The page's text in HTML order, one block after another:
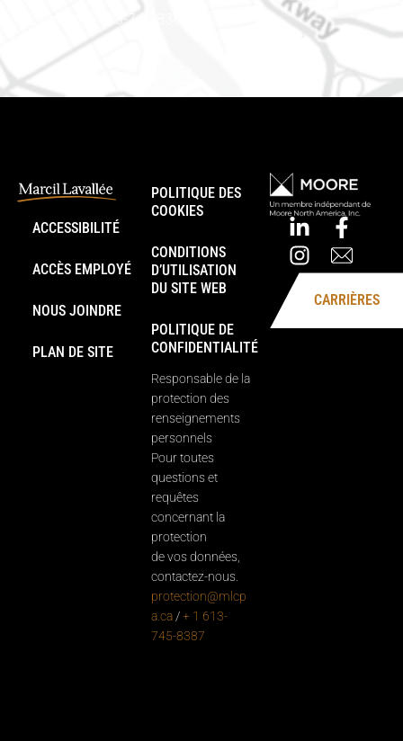
Téléphone : 613-745-8387
ACCESSIBILITÉ
ACCÈS EMPLOYÉ
NOUS JOINDRE
PLAN DE SITE
POLITIQUE DES
COOKIES
CONDITIONS
D’UTILISATION
DU SITE WEB
POLITIQUE DE
CONFIDENTIALITÉ
Responsable de la
protection des
renseignements
personnels
Pour toutes
questions et
requêtes
concernant la
protection
de vos données,
contactez-nous.
protection@mlcp
a.ca /+ 1 613-
745-8387
CARRIÈRES